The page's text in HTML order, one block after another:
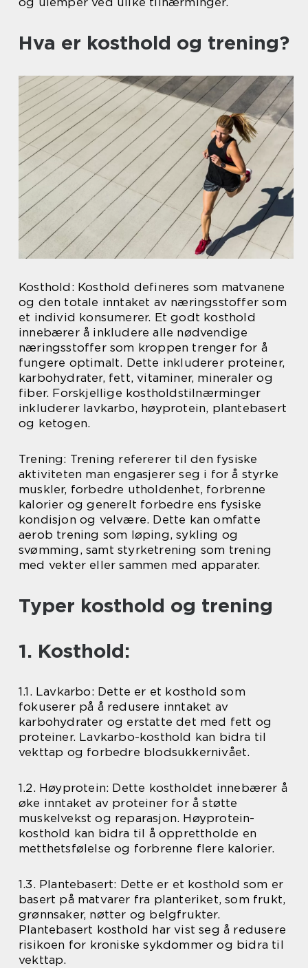
Hva er kosthold og trening?
Kosthold: Kosthold defineres som matvanene
og den totale inntaket av næringsstoffer som
et individ konsumerer. Et godt kosthold
innebærer å inkludere alle nødvendige
næringsstoffer som kroppen trenger for å
fungere optimalt. Dette inkluderer proteiner,
karbohydrater, fett, vitaminer, mineraler og
fiber. Forskjellige kostholdstilnærminger
inkluderer lavkarbo, høyprotein, plantebasert
og ketogen.
Trening: Trening refererer til den fysiske
aktiviteten man engasjerer seg i for å styrke
muskler, forbedre utholdenhet, forbrenne
kalorier og generelt forbedre ens fysiske
kondisjon og velvære. Dette kan omfatte
aerob trening som løping, sykling og
svømming, samt styrketrening som trening
med vekter eller sammen med apparater.
Typer kosthold og trening
1. Kosthold:
1.1. Lavkarbo: Dette er et kosthold som
fokuserer på å redusere inntaket av
karbohydrater og erstatte det med fett og
proteiner. Lavkarbo-kosthold kan bidra til
vekttap og forbedre blodsukkernivået.
1.2. Høyprotein: Dette kostholdet innebærer å
øke inntaket av proteiner for å støtte
muskelvekst og reparasjon. Høyprotein-
kosthold kan bidra til å opprettholde en
metthetsfølelse og forbrenne flere kalorier.
1.3. Plantebasert: Dette er et kosthold som er
basert på matvarer fra planteriket, som frukt,
grønnsaker, nøtter og belgfrukter.
Plantebasert kosthold har vist seg å redusere
risikoen for kroniske sykdommer og bidra til
vekttap.